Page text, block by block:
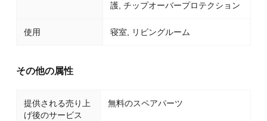
護, チップオーバープロテクション
使用 寝室, リビングルーム
その他の属性
提供される売り上
げ後のサービス
無料のスペアパーツ